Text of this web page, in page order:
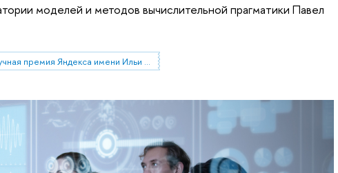
моделей и методов вычислительной прагматики Павел